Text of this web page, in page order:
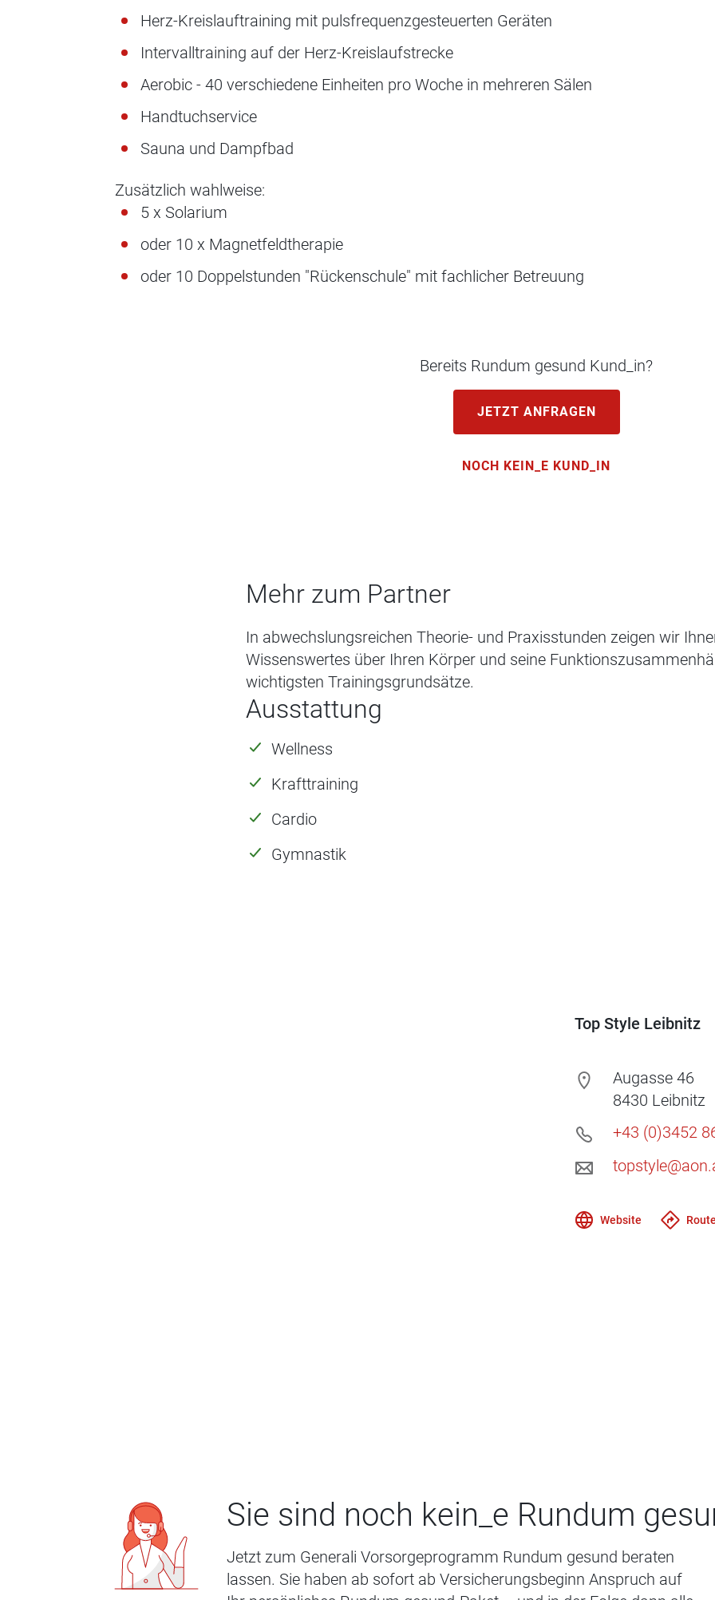
Herz-Kreislauftraining mit pulsfrequenzgesteuerten Geräten
Intervalltraining auf der Herz-Kreislaufstrecke
Aerobic - 40 verschiedene Einheiten pro Woche in mehreren Sälen
Handtuchservice
Sauna und Dampfbad
Zusätzlich wahlweise:
5 x Solarium
oder 10 x Magnetfeldtherapie
oder 10 Doppelstunden "Rückenschule" mit fachlicher Betreuung
Bereits Rundum gesund Kund_in?
JETZT ANFRAGEN
NOCH KEIN_E KUND_IN
Mehr zum Partner
In abwechslungsreichen Theorie- und Praxisstunden zeigen wir
Wissenswertes über Ihren Körper und seine
wichtigsten Trainingsgrundsätze.
Ausstattung
Wellness
Krafttraining
Cardio
Gymnastik
Top Style Leibnitz
Augasse 46
8430 Leibnitz
+43 (0)3452
Website
Sie sind noch kein_e Rundum
Jetzt zum Generali Vorsorgeprogramm Rundum gesund beraten
lassen. Sie haben ab sofort ab Versicherungsbeginn Anspruch auf